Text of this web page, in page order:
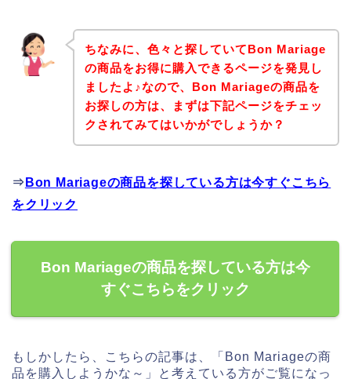
ちなみに、色々と探していてBon Mariage
の商品をお得に購入できるページを発見し
ましたよ♪なので、Bon Mariageの商品を
お探しの方は、まずは下記ページをチェッ
クされてみてはいかがでしょうか？
⇒ Bon Mariageの商品を探している方は今すぐこちら
をクリック
Bon Mariageの商品を探している方は今
すぐこちらをクリック
もしかしたら、こちらの記事は、「Bon Mariageの商
品を購入しようかな～」と考えている方がご覧になっ